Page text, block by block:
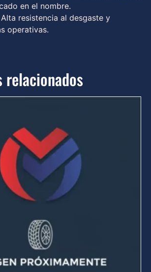
en el nombre.
Alta resistencia al desgaste y
operativas.
relacionados